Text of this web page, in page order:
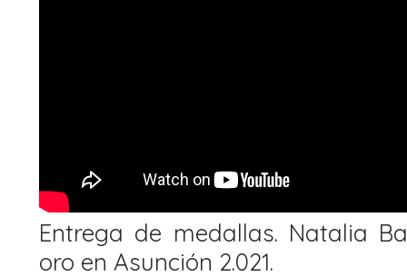
Entrega de medallas. Natalia
oro en Asunción 2.021.